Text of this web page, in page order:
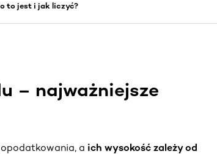
to jest i jak liczyć?
– najważniejsze
a ich wysokość zależy od